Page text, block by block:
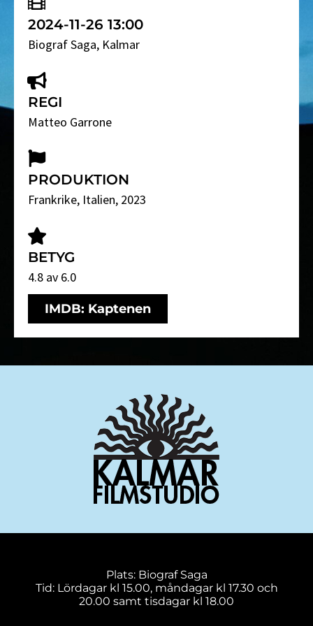
2024-11-26 13:00
Biograf Saga, Kalmar
REGI
Matteo Garrone
PRODUKTION
Frankrike, Italien, 2023
BETYG
4.8 av 6.0
IMDB: Kaptenen
Plats: Biograf Saga
Tid: Lördagar kl 15.00, måndagar kl 17.30 och
20.00 samt tisdagar kl 18.00